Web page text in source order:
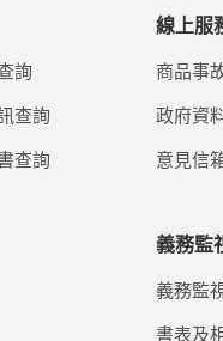
詢
查詢
查詢
線上服
商品事
政府資
意見信
義務監
義務監
書表及